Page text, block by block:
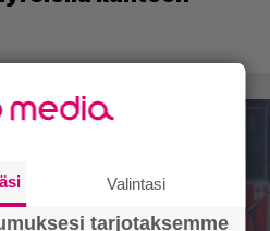
Valintasi
tarjotaksemme